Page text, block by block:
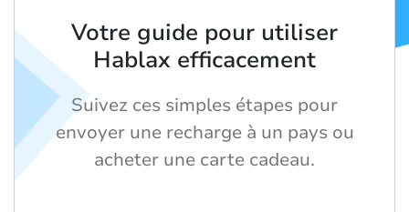
Votre guide pour utiliser
Hablax efficacement
Suivez ces simples étapes pour
envoyer une recharge à un pays ou
acheter une carte cadeau.